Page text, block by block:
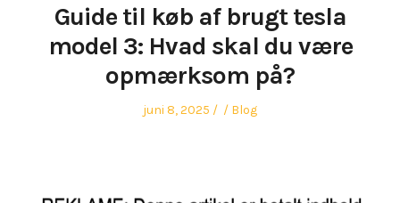
Guide til køb af brugt tesla
model 3: Hvad skal du være
opmærksom på?
Posted
juni 8, 2025 Author
Posted
Blog